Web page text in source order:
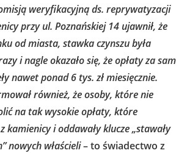
weryfikacyjną ds. reprywatyzacji
przy ul. Poznańskiej 14 ujawnił, że
od miasta, stawka czynszu była
i nagle okazało się, że opłaty za sam
nawet ponad 6 tys. zł miesięcznie.
również, że osoby, które nie
na tak wysokie opłaty, które
kamienicy i oddawały klucze „stawały
nowych właścieli– to świadectwo z